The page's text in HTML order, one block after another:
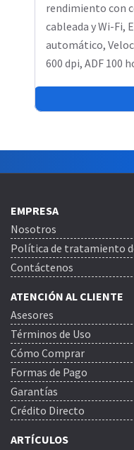
rendimiento con
cableada y Wi-Fi,
automático,
600 dpi, ADF 100
EMPRESA
Nosotros
Política de tratamiento
Contáctenos
ATENCIÓN AL CLIENTE
Asesores
Términos de Uso
Cómo Comprar
Formas de Pago
Garantías
Crédito Directo
ARTÍCULOS